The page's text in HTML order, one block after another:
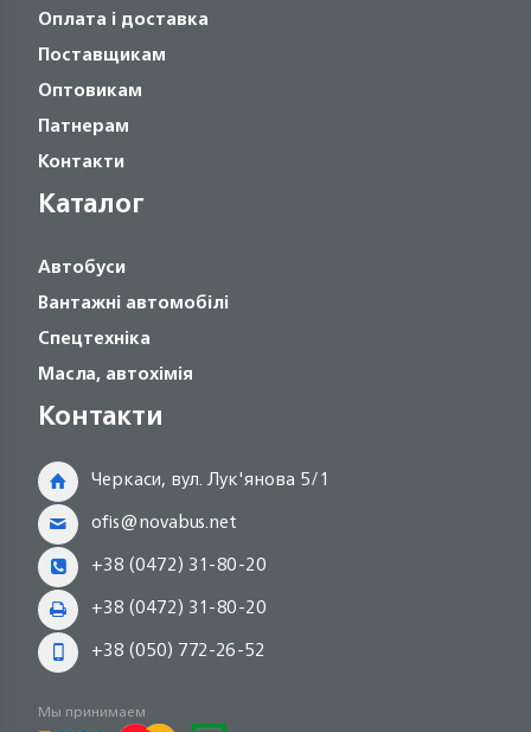
Оплата і доставка
Поставщикам
Оптовикам
Патнерам
Контакти
Каталог
Автобуси
Вантажні автомобілі
Спецтехніка
Масла, автохімія
Контакти
Черкаси, вул. Лук'янова 5/1
ofis@novabus.net
+38 (0472) 31-80-20
+38 (0472) 31-80-20
+38 (050) 772-26-52
Мы принимаем